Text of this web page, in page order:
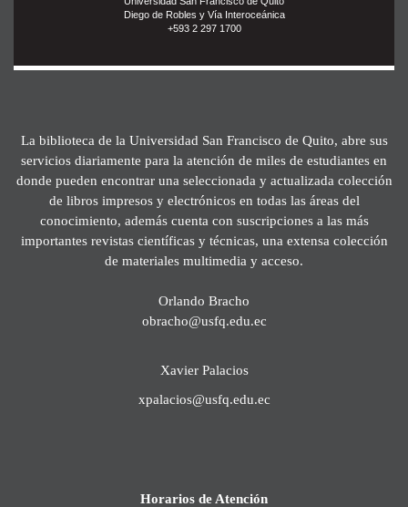
Diego de Robles y Vía Interoceánica
+593 2 297 1700
La biblioteca de la Universidad San Francisco de Quito, abre sus
servicios diariamente para la atención de miles de estudiantes en
donde pueden encontrar una seleccionada y actualizada colección
de libros impresos y electrónicos en todas las áreas del
conocimiento, además cuenta con suscripciones a las más
importantes revistas científicas y técnicas, una extensa colección
de materiales multimedia y acceso.
Orlando Bracho
obracho@usfq.edu.ec
Xavier Palacios
xpalacios@usfq.edu.ec
Horarios de Atención